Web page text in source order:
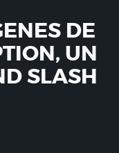
DE
UN
SLASH